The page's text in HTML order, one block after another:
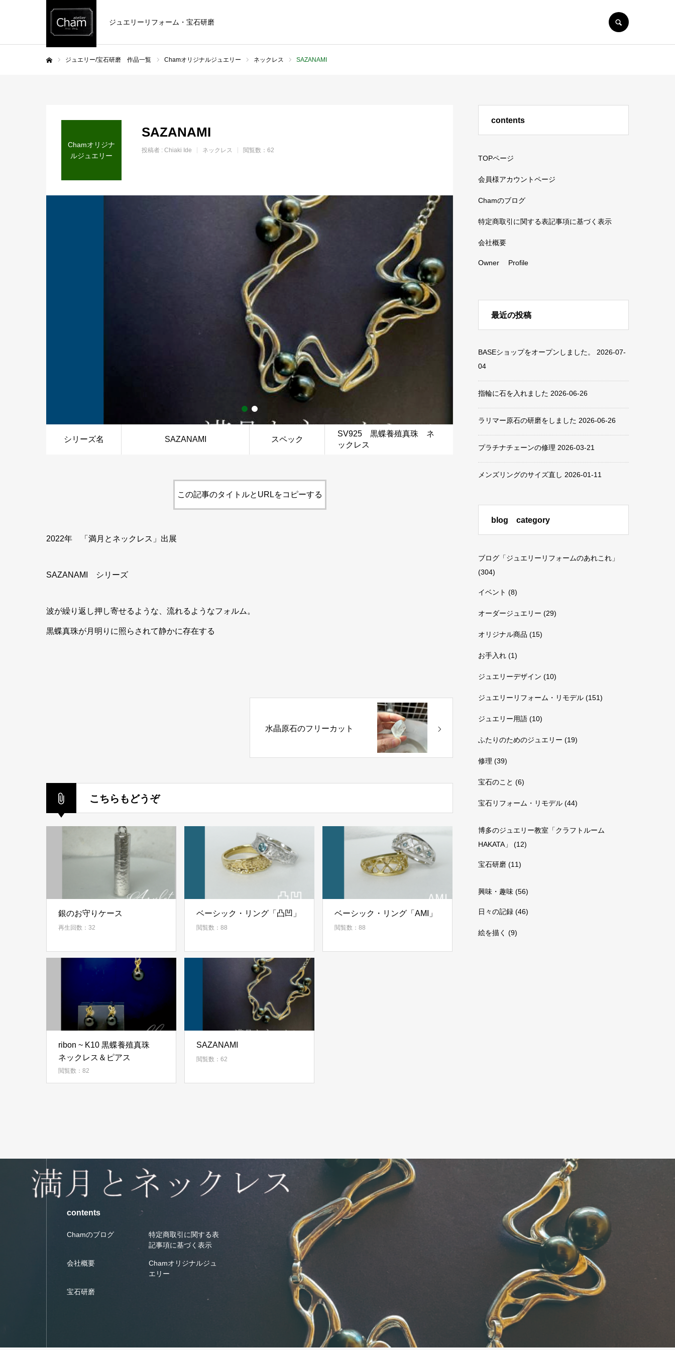
ジュエリーリフォーム・宝石研磨
ジュエリー/宝石研磨 作品一覧 Chamオリジナルジュエリー ネックレス SAZANAMI
Chamオリジナ
ルジュエリー
SAZANAMI
投稿者 : Chiaki Ide ネックレス 閲覧数：62
シリーズ名 SAZANAMI スペック
SV925 黒蝶養殖真珠 ネ
ックレス
この記事のタイトルとURLをコピーする
2022年 「満月とネックレス」出展
SAZANAMI シリーズ
波が繰り返し押し寄せるような、流れるようなフォルム。
黒蝶真珠が月明りに照らされて静かに存在する
水晶原石のフリーカット
こちらもどうぞ
銀のお守りケース
再生回数：32
ベーシック・リング「凸凹」
閲覧数：88
ベーシック・リング「AMI」
閲覧数：88
ribon ~ K10 黒蝶養殖真珠
ネックレス＆ピアス
閲覧数：82
SAZANAMI
閲覧数：62
contents
TOPページ
会員様アカウントページ
Chamのブログ
特定商取引に関する表記事項に基づく表示
会社概要
Owner Profile
最近の投稿
BASEショップをオープンしました。
2026-07-
04
指輪に石を入れました 2026-06-26
ラリマー原石の研磨をしました 2026-06-26
プラチナチェーンの修理 2026-03-21
メンズリングのサイズ直し 2026-01-11
blog category
ブログ「ジュエリーリフォームのあれこれ」
(304)
イベント (8)
オーダージュエリー (29)
オリジナル商品 (15)
お手入れ (1)
ジュエリーデザイン (10)
ジュエリーリフォーム・リモデル (151)
ジュエリー用語 (10)
ふたりのためのジュエリー (19)
修理 (39)
宝石のこと (6)
宝石リフォーム・リモデル (44)
博多のジュエリー教室「クラフトルーム
HAKATA」
(12)
宝石研磨 (11)
興味・趣味 (56)
日々の記録 (46)
絵を描く (9)
contents
Chamのブログ
特定商取引に関する表
記事項に基づく表示
会社概要
Chamオリジナルジュ
エリー
宝石研磨